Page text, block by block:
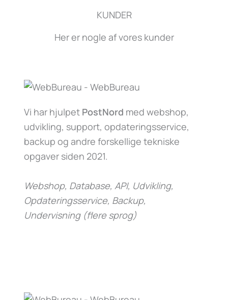
KUNDER
Her er nogle af vores kunder
Vi har hjulpet PostNord med webshop,
udvikling, support, opdateringsservice,
backup og andre forskellige tekniske
opgaver siden 2021.
Webshop, Database, API, Udvikling,
Opdateringsservice, Backup,
Undervisning (flere sprog)